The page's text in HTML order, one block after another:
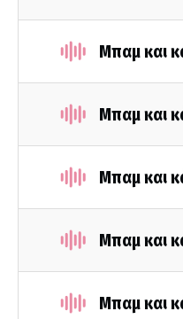
Μπαμ και
Μπαμ και
Μπαμ και
Μπαμ και
Μπαμ και